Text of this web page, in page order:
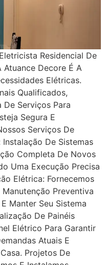
Residencial De
Decore É A
Elétricas.
Qualificados,
De Serviços Para
Segura E
Serviços De
De Sistemas
Completa De Novos
Uma Execução Precisa
Elétrica: Fornecemos
Preventiva
Manter Seu Sistema
De Painéis
Elétrico Para Garantir
Atuais E
Projetos De